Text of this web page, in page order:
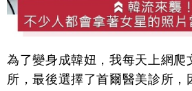
為了變身成韓妞，我每天上網爬
所，最後選擇了首爾醫美診所，